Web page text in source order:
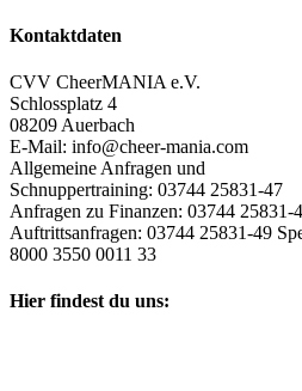
Kontaktdaten
CVV CheerMANIA e.V.
Schlossplatz 4
08209 Auerbach
E-Mail: info@cheer-mania.com
Allgemeine Anfragen und
Schnuppertraining: 03744 25831-47
Anfragen zu Finanzen: 03744 25831-
Auftrittsanfragen: 03744 25831-49
8000 3550 0011 33
Hier findest du uns: